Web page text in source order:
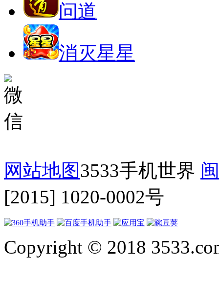
问道
消灭星星
网站地图3533手机世界
[2015] 1020-0002号
Copyright © 2018